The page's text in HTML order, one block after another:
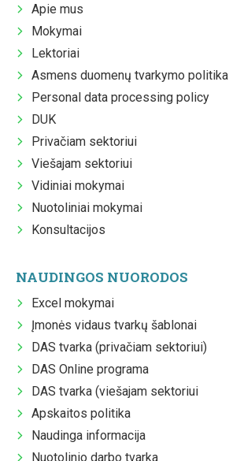
Apie mus
Mokymai
Lektoriai
Asmens duomenų tvarkymo politika
Personal data processing policy
DUK
Privačiam sektoriui
Viešajam sektoriui
Vidiniai mokymai
Nuotoliniai mokymai
Konsultacijos
NAUDINGOS NUORODOS
Excel mokymai
Įmonės vidaus tvarkų šablonai
DAS tvarka (privačiam sektoriui)
DAS Online programa
DAS tvarka (viešajam sektoriui
Apskaitos politika
Naudinga informacija
Nuotolinio darbo tvarka